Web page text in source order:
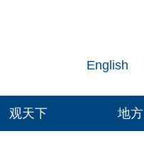
English
观天下 地方